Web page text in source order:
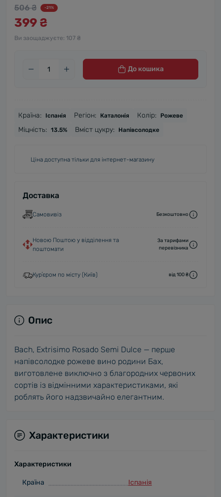
506 ₴ -21%
399 ₴
Ви заощаджуєте: 107 ₴
До кошика
Країна: Іспанія Регіон: Каталонія Колір: Рожеве
Міцність: 13.5% Вміст цукру: Напівсолодке
Ціна доступна тільки для інтернет-магазину
Доставка
Самовивіз Безкоштовно
Новою Поштою у відділення та
поштомати
За тарифами
перевізника
Курʼєром по місту (Київ) від 100 ₴
Опис
Bach, Extrisimo Rosado Semi Dulce — перше
напівсолодке рожеве вино родини Бах,
виготовлене виключно з благородних червоних
сортів із відмінними характеристиками, які
роблять його надзвичайно елегантним.
Характеристики
Характеристики
Країна Іспанія